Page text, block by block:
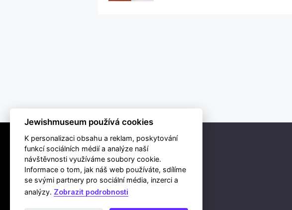
Jewishmuseum používá cookies
K personalizaci obsahu a reklam, poskytování
funkcí sociálních médií a analýze naší
návštěvnosti využíváme soubory cookie.
Informace o tom, jak náš web používáte, sdílíme
se svými partnery pro sociální média, inzerci a
analýzy. Zobrazit podrobnosti